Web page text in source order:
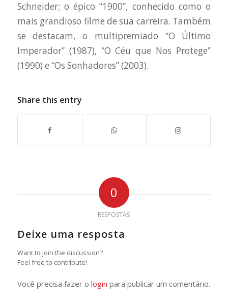
Schneider; o épico “1900”, conhecido como o
mais grandioso filme de sua carreira. Também
se destacam, o multipremiado “O Último
Imperador” (1987), “O Céu que Nos Protege”
(1990) e “Os Sonhadores” (2003).
Share this entry
0
RESPOSTAS
Deixe uma resposta
Want to join the discussion?
Feel free to contribute!
Você precisa fazer o login para publicar um comentário.